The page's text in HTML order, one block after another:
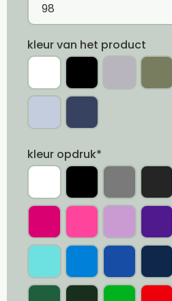
kleur van het product
kleur opdruk*